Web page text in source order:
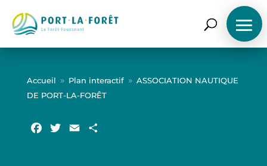
Accueil 9 Plan interactif 9 ASSOCIATION NAUTIQUE
DE PORT-LA-FORÊT
Facebook
TwitterEmail